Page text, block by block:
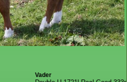
Vader